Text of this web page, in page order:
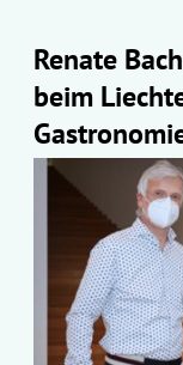
Renate
beim